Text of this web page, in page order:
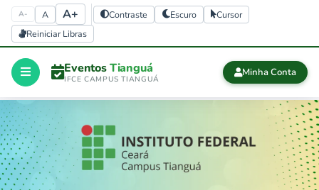
A- A A+ Contraste Escuro
Cursor
Reiniciar Libras
Início
CERTIFICADOS
EventosTianguá
IFCE CAMPUS TIANGUÁ
Minha Conta